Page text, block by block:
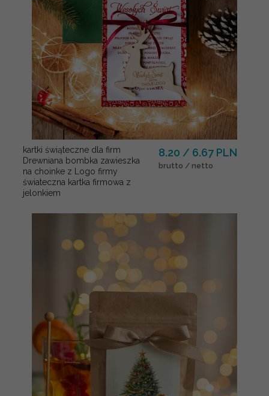
kartki świąteczne dla firm
Drewniana bombka zawieszka
na choinke z Logo firmy
świateczna kartka firmowa z
jelonkiem
8.20 / 6.67 PLN
brutto / netto